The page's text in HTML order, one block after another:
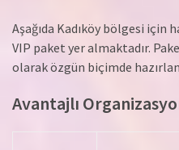
Aşağıda Kadıköy bölgesi için
VIP paket yer almaktadır.
olarak özgün biçimde
Avantajlı